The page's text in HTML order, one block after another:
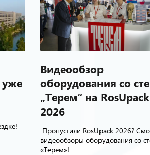
уже
Видеообзор
оборудования со
„Терем“ на RosUpack
2026
Пропустили RosUpack 2026?
видеообзоры оборудования со
«Терем»!